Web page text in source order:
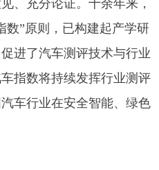
、充分论证。十余年来，
数”原则，已构建起产学研
进了汽车测评技术与行业
指数将持续发挥行业测评
车行业在安全智能、绿色